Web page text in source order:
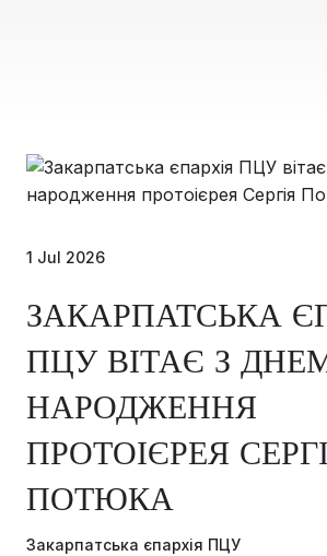
1 Jul 2026
ЗАКАРПАТСЬКА
ПЦУ ВІТАЄ З
НАРОДЖЕННЯ
ПРОТОІЄРЕЯ
ПОТЮКА
Закарпатська єпархія ПЦУ